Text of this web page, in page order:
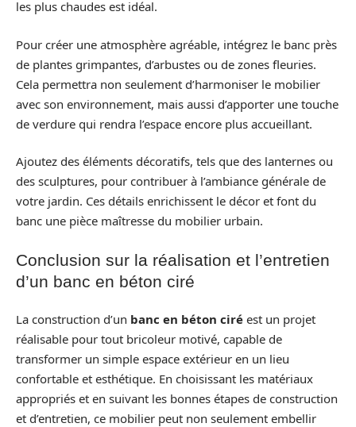
les plus chaudes est idéal.
Pour créer une atmosphère agréable, intégrez le banc près
de plantes grimpantes, d’arbustes ou de zones fleuries.
Cela permettra non seulement d’harmoniser le mobilier
avec son environnement, mais aussi d’apporter une touche
de verdure qui rendra l’espace encore plus accueillant.
Ajoutez des éléments décoratifs, tels que des lanternes ou
des sculptures, pour contribuer à l’ambiance générale de
votre jardin. Ces détails enrichissent le décor et font du
banc une pièce maîtresse du mobilier urbain.
Conclusion sur la réalisation et l’entretien
d’un banc en béton ciré
La construction d’un banc en béton ciré est un projet
réalisable pour tout bricoleur motivé, capable de
transformer un simple espace extérieur en un lieu
confortable et esthétique. En choisissant les matériaux
appropriés et en suivant les bonnes étapes de construction
et d’entretien, ce mobilier peut non seulement embellir